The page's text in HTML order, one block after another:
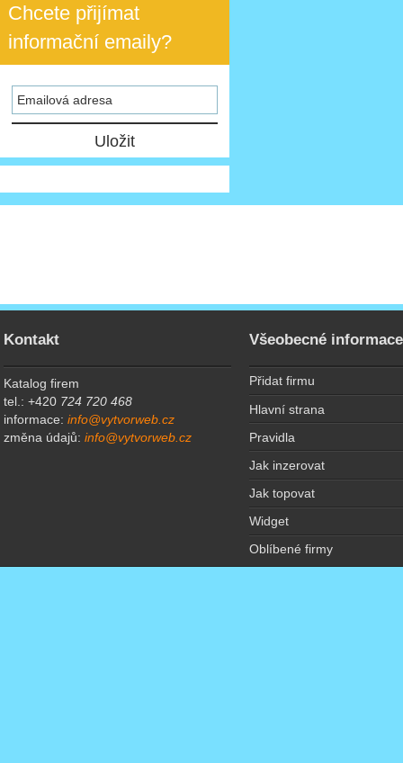
Chcete přijímat
informační emaily?
Kontakt
Katalog firem
tel.: +420 724 720 468
informace:info@vytvorweb.cz
změna údajů:info@vytvorweb.cz
Všeobecné informace
Přidat firmu
Hlavní strana
Pravidla
Jak inzerovat
Jak topovat
Widget
Oblíbené firmy